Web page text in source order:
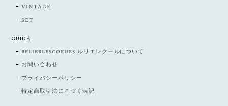
vintage
set
GUIDE
relierlescoeurs ルリエレクールについて
お問い合わせ
プライバシーポリシー
特定商取引法に基づく表記